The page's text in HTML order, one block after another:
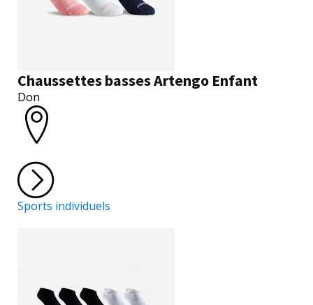
Chaussettes basses Artengo Enfant
Don
Sports individuels